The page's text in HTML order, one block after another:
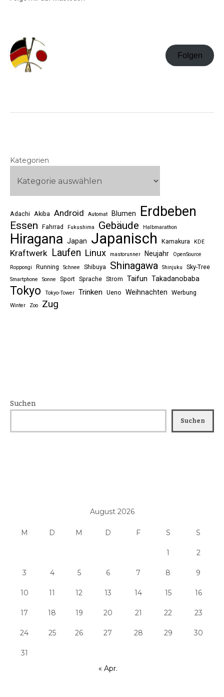
Folgen
Kategorien
Adachi Akiba Android Automat Blumen Erdbeben
Essen Fahrrad Fukushima Gebäude Halbmarathon
Hiragana Japan Japanisch Kamakura KDE
Kraftwerk Laufen Linux mastorunner Neujahr
OpenSource
Roppongi
Running Schnee Shibuya Shinagawa Shinjuku Sky-Tree
Smartphone Sonne Sport Sprache Strom Taifun Takadanobaba
Tokyo Tokyo-Tower Trinken Ueno Weihnachten Werbung
Winter Zoo Zug
Suchen
Suchen
August 2026
M D M D F S S
1 2
3 4 5 6 7 8 9
10 11 12 13 14 15 16
17 18 19 20 21 22 23
24 25 26 27 28 29 30
31
« Apr.